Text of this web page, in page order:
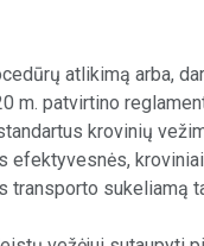
atlikimą arba,
m. patvirtino
krovinių
transporto sukeliamą